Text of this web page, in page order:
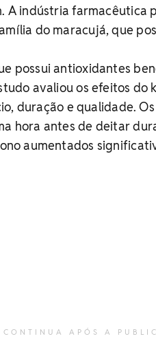
A indústria farmacêutica
do maracujá, que
possui antioxidantes
avaliou os efeitos do
duração e qualidade.
hora antes de deitar
aumentados
CONTINUA APÓS A